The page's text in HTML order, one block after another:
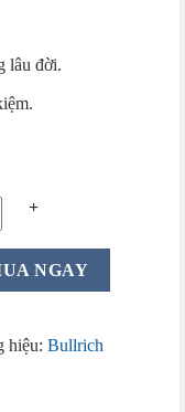
lâu đời.
NGAY
hiệu: Bullrich